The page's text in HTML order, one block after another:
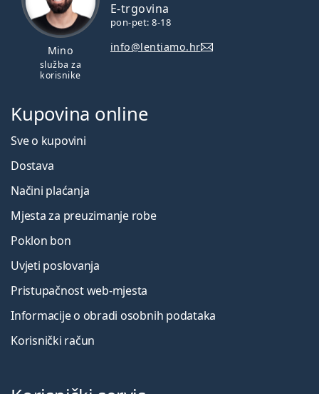
Mino
služba za
korisnike
E-trgovina
pon-pet: 8-18
info@lentiamo.hr
Kupovina online
Sve o kupovini
Dostava
Načini plaćanja
Mjesta za preuzimanje robe
Poklon bon
Uvjeti poslovanja
Pristupačnost web-mjesta
Informacije o obradi osobnih podataka
Korisnički račun